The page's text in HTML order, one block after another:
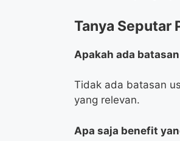
Tanya Seputar
Apakah ada
Tidak ada batasan
yang relevan.
Apa saja benefit